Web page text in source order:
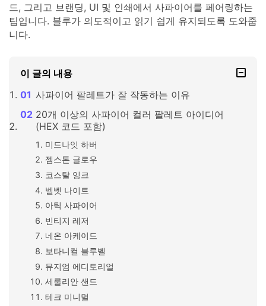
드, 그리고 브랜딩, UI 및 인쇄에서 사파이어를 페어링하는
팁입니다. 블루가 의도적이고 읽기 쉽게 유지되도록 도와줍
니다.
이 글의 내용
사파이어 팔레트가 잘 작동하는 이유
20개 이상의 사파이어 컬러 팔레트 아이디어
(HEX 코드 포함)
미드나잇 하버
젬스톤 글로우
코스탈 잉크
벨벳 나이트
아틱 사파이어
빈티지 레저
네온 아케이드
보타니컬 블루벨
뮤지엄 에디토리얼
세룰리안 샌드
테크 미니멀